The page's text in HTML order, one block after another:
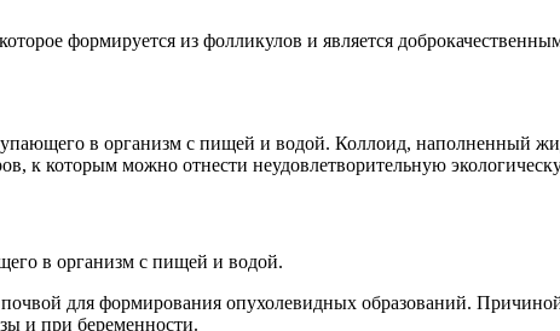
формируется из фолликулов и является
в организм с пищей и водой. Коллоид, наполненный
к которым можно отнести неудовлетворительную
в организм с пищей и водой.
для формирования опухолевидных образований.
и при беременности.